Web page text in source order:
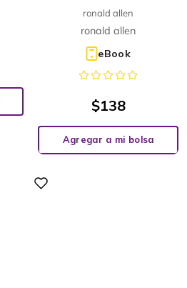
ronald allen
ronald allen
eBook
$138
Agregar a mi bolsa